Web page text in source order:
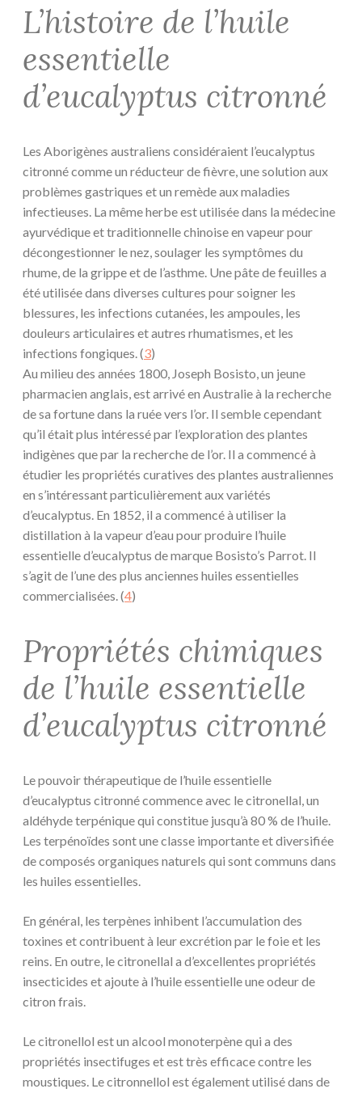
L’histoire de l’huile
essentielle
d’eucalyptus citronné
Les Aborigènes australiens considéraient l’eucalyptus
citronné comme un réducteur de fièvre, une solution aux
problèmes gastriques et un remède aux maladies
infectieuses. La même herbe est utilisée dans la médecine
ayurvédique et traditionnelle chinoise en vapeur pour
décongestionner le nez, soulager les symptômes du
rhume, de la grippe et de l’asthme. Une pâte de feuilles a
été utilisée dans diverses cultures pour soigner les
blessures, les infections cutanées, les ampoules, les
douleurs articulaires et autres rhumatismes, et les
infections fongiques. (3)
Au milieu des années 1800, Joseph Bosisto, un jeune
pharmacien anglais, est arrivé en Australie à la recherche
de sa fortune dans la ruée vers l’or. Il semble cependant
qu’il était plus intéressé par l’exploration des plantes
indigènes que par la recherche de l’or. Il a commencé à
étudier les propriétés curatives des plantes australiennes
en s’intéressant particulièrement aux variétés
d’eucalyptus. En 1852, il a commencé à utiliser la
distillation à la vapeur d’eau pour produire l’huile
essentielle d’eucalyptus de marque Bosisto’s Parrot. Il
s’agit de l’une des plus anciennes huiles essentielles
commercialisées. (4)
Propriétés chimiques
de l’huile essentielle
d’eucalyptus citronné
Le pouvoir thérapeutique de l’huile essentielle
d’eucalyptus citronné commence avec le citronellal, un
aldéhyde terpénique qui constitue jusqu’à 80 % de l’huile.
Les terpénoïdes sont une classe importante et diversifiée
de composés organiques naturels qui sont communs dans
les huiles essentielles.
En général, les terpènes inhibent l’accumulation des
toxines et contribuent à leur excrétion par le foie et les
reins. En outre, le citronellal a d’excellentes propriétés
insecticides et ajoute à l’huile essentielle une odeur de
citron frais.
Le citronellol est un alcool monoterpène qui a des
propriétés insectifuges et est très efficace contre les
moustiques. Le citronnellol est également utilisé dans de